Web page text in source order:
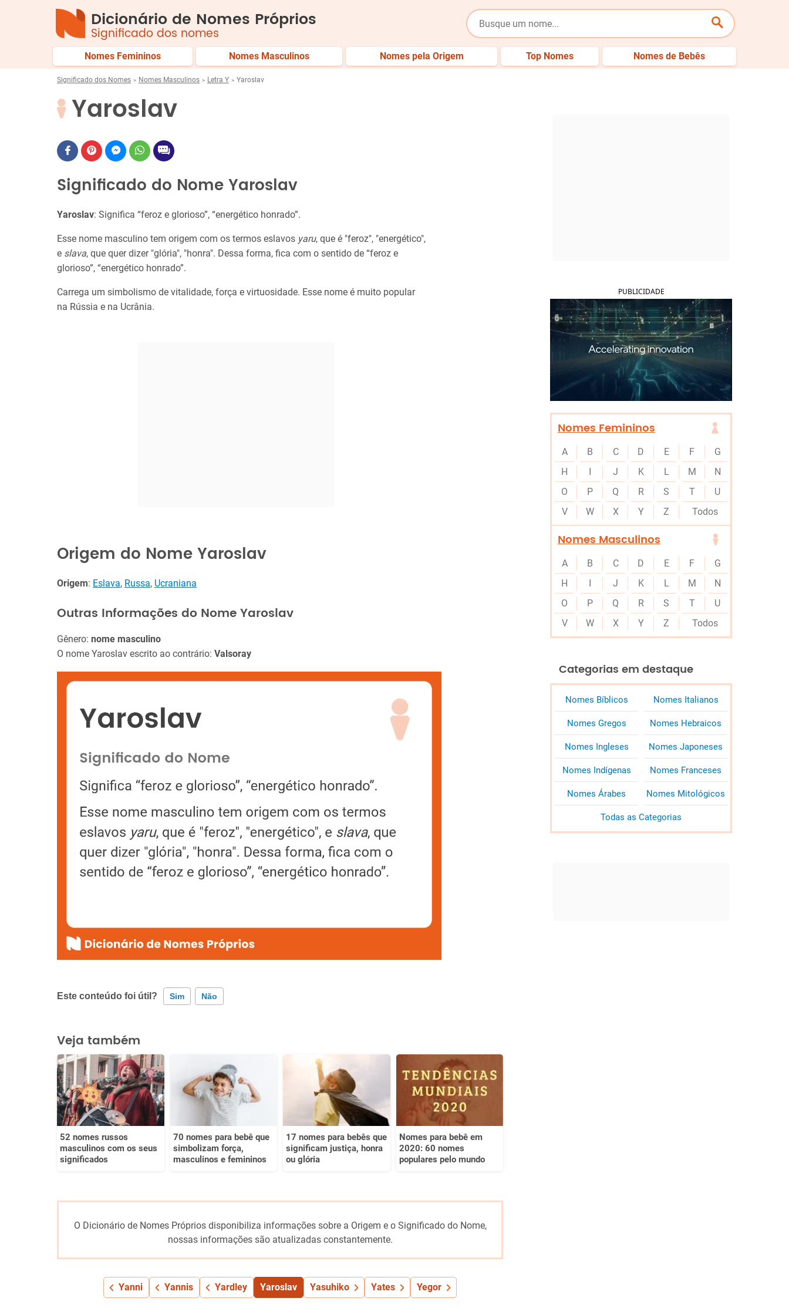
Dicionário de Nomes Próprios
Significado dos nomes
Nomes Femininos Nomes Masculinos Nomes pela Origem Top Nomes Nomes de Bebês
Significado dos Nomes Nomes Masculinos Letra Y Yaroslav
Yaroslav
Significado do Nome Yaroslav
Yaroslav: Significa “feroz e glorioso”, “energético honrado”.
Esse nome masculino tem origem com os termos eslavos yaru, que é "feroz", "energético",
e slava, que quer dizer "glória", "honra". Dessa forma, fica com o sentido de “feroz e
glorioso”, “energético honrado”.
Carrega um simbolismo de vitalidade, força e virtuosidade. Esse nome é muito popular
na Rússia e na Ucrânia.
Origem do Nome Yaroslav
Origem: Eslava, Russa, Ucraniana
Outras Informações do Nome Yaroslav
Gênero: nome masculino
O nome Yaroslav escrito ao contrário: Valsoray
Este conteúdo foi útil? Sim Não
Este conteúdo contém informação incorreta
Este conteúdo não tem a informação que procuro
Outro
Veja também
52 nomes russos
masculinos com os seus
significados
70 nomes para bebê que
simbolizam força,
masculinos e femininos
17 nomes para bebês que
significam justiça, honra
ou glória
Nomes para bebê em
2020: 60 nomes
populares pelo mundo
O Dicionário de Nomes Próprios disponibiliza informações sobre a Origem e o Significado do Nome,
nossas informações são atualizadas constantemente.
Yanni Yannis Yardley Yaroslav Yasuhiko Yates Yegor
PUBLICIDADE
Nomes Femininos
A B C D E F
G
H
I J K L M
N
O
P Q R S T
U
V
W X Y Z Todos
Nomes Masculinos
A B C D E F
G
H
I J K L M
N
O
P Q R S T
U
V
W X Y Z Todos
Categorias em destaque
Nomes Bíblicos Nomes Italianos
Nomes Gregos Nomes Hebraicos
Nomes Ingleses Nomes Japoneses
Nomes Indígenas Nomes Franceses
Nomes Árabes Nomes Mitológicos
Todas as Categorias